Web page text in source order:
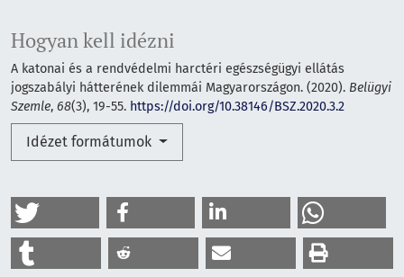
Hogyan kell idézni
A katonai és a rendvédelmi harctéri egészségügyi ellátás
jogszabályi hátterének dilemmái Magyarországon. (2020). Belügyi
Szemle, 68(3), 19-55. https://doi.org/10.38146/BSZ.2020.3.2
Idézet formátumok